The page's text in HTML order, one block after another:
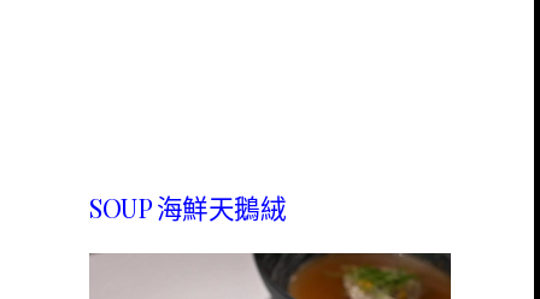
SOUP 海鮮天鵝絨